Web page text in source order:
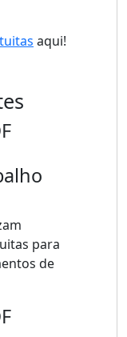
aqui!
para
de